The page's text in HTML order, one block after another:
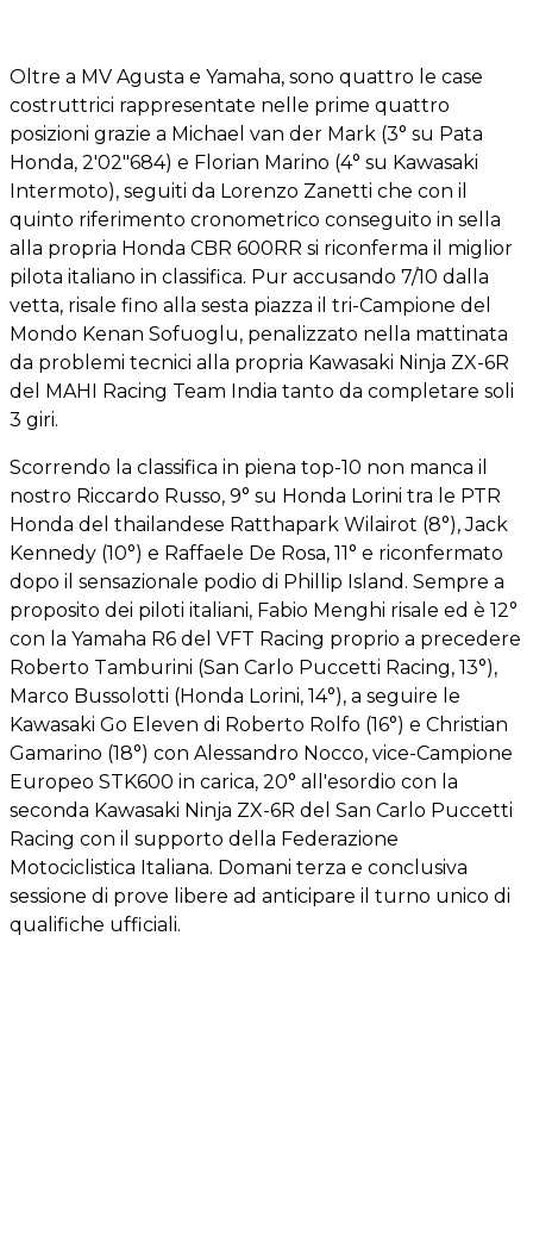
Oltre a MV Agusta e Yamaha, sono quattro le case
costruttrici rappresentate nelle prime quattro
posizioni grazie a Michael van der Mark (3° su Pata
Honda, 2'02"684) e Florian Marino (4° su Kawasaki
Intermoto), seguiti da Lorenzo Zanetti che con il
quinto riferimento cronometrico conseguito in sella
alla propria Honda CBR 600RR si riconferma il miglior
pilota italiano in classifica. Pur accusando 7/10 dalla
vetta, risale fino alla sesta piazza il tri-Campione del
Mondo Kenan Sofuoglu, penalizzato nella mattinata
da problemi tecnici alla propria Kawasaki Ninja ZX-6R
del MAHI Racing Team India tanto da completare soli
3 giri.
Scorrendo la classifica in piena top-10 non manca il
nostro Riccardo Russo, 9° su Honda Lorini tra le PTR
Honda del thailandese Ratthapark Wilairot (8°), Jack
Kennedy (10°) e Raffaele De Rosa, 11° e riconfermato
dopo il sensazionale podio di Phillip Island. Sempre a
proposito dei piloti italiani, Fabio Menghi risale ed è 12°
con la Yamaha R6 del VFT Racing proprio a precedere
Roberto Tamburini (San Carlo Puccetti Racing, 13°),
Marco Bussolotti (Honda Lorini, 14°), a seguire le
Kawasaki Go Eleven di Roberto Rolfo (16°) e Christian
Gamarino (18°) con Alessandro Nocco, vice-Campione
Europeo STK600 in carica, 20° all'esordio con la
seconda Kawasaki Ninja ZX-6R del San Carlo Puccetti
Racing con il supporto della Federazione
Motociclistica Italiana. Domani terza e conclusiva
sessione di prove libere ad anticipare il turno unico di
qualifiche ufficiali.